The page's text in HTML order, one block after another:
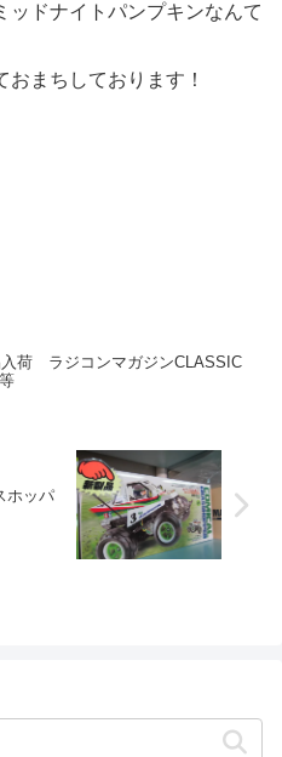
ッドナイトパンプキンなんて
まちしております！
入荷 ラジコンマガジンCLASSIC
ホッパ